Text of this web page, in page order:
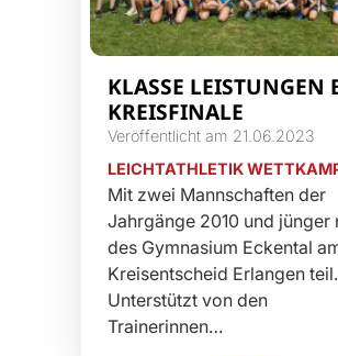
KLASSE LEISTUNGEN
KREISFINALE
Veröffentlicht am 21.06.2023
LEICHTATHLETIK
Mit zwei Mannschaften der
Jahrgänge 2010 und jünger
des Gymnasium Eckental
Kreisentscheid Erlangen teil.
Unterstützt von den
Trainerinnen…